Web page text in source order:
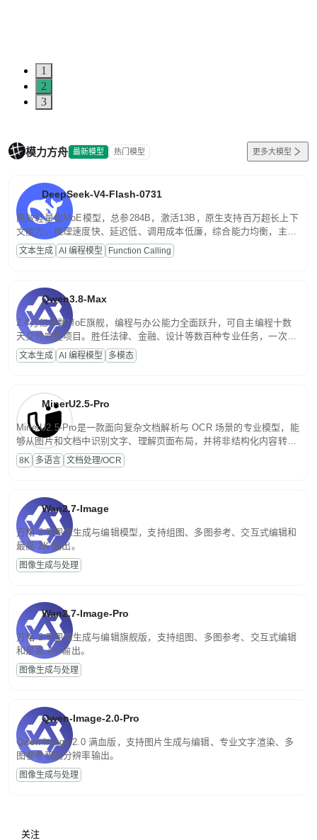
1
2
3
模力方舟 最新模型 热门模型 更多大模型
DeepSeek-V4-Flash-0731
高效轻量化MoE模型，总参284B，激活13B，原生支持百万超长上下
文能力。推理速度快、延迟低、调用成本低廉，综合能力均衡，主打
高并发、轻量化任务，适合日常对话、内容创作、基础 RAG、批量
文案处理等普惠刚需场景。
文本生成 AI 编程模型 Function Calling
Qwen3.8-Max
2.4万亿参数MoE旗舰，编程与办公能力全面跃升，可自主编程十数
天交付完整项目。胜任法律、金融、设计等数百种专业任务，一次对
话端到端交付生产级成果。原生视觉理解贯穿规划、执行与验证全流
程，支持超长文档与长视频的深度语义解析。长程任务中自主规划与
文本生成 AI 编程模型 多模态
MinerU2.5-Pro
MinerU2.5-Pro是一款面向复杂文档解析与 OCR 场景的专业模型，能
够从图片和文档中识别文字、理解页面布局，并将非结构化内容转换
为便于存储、检索和二次处理的结构化结果。
8K 多语言 文档处理/OCR
Wan2.7-Image
万相 2.7 图像生成与编辑模型，支持组图、多图参考、交互式编辑和
最高 2K 输出。
图像生成与处理
Wan2.7-Image-Pro
万相 2.7 图像生成与编辑旗舰版，支持组图、多图参考、交互式编辑
和最高 4K 输出。
图像生成与处理
Qwen-Image-2.0-Pro
Qwen-Image-2.0 满血版，支持图片生成与编辑、专业文字渲染、多
图参考和高分辨率输出。
图像生成与处理
关注